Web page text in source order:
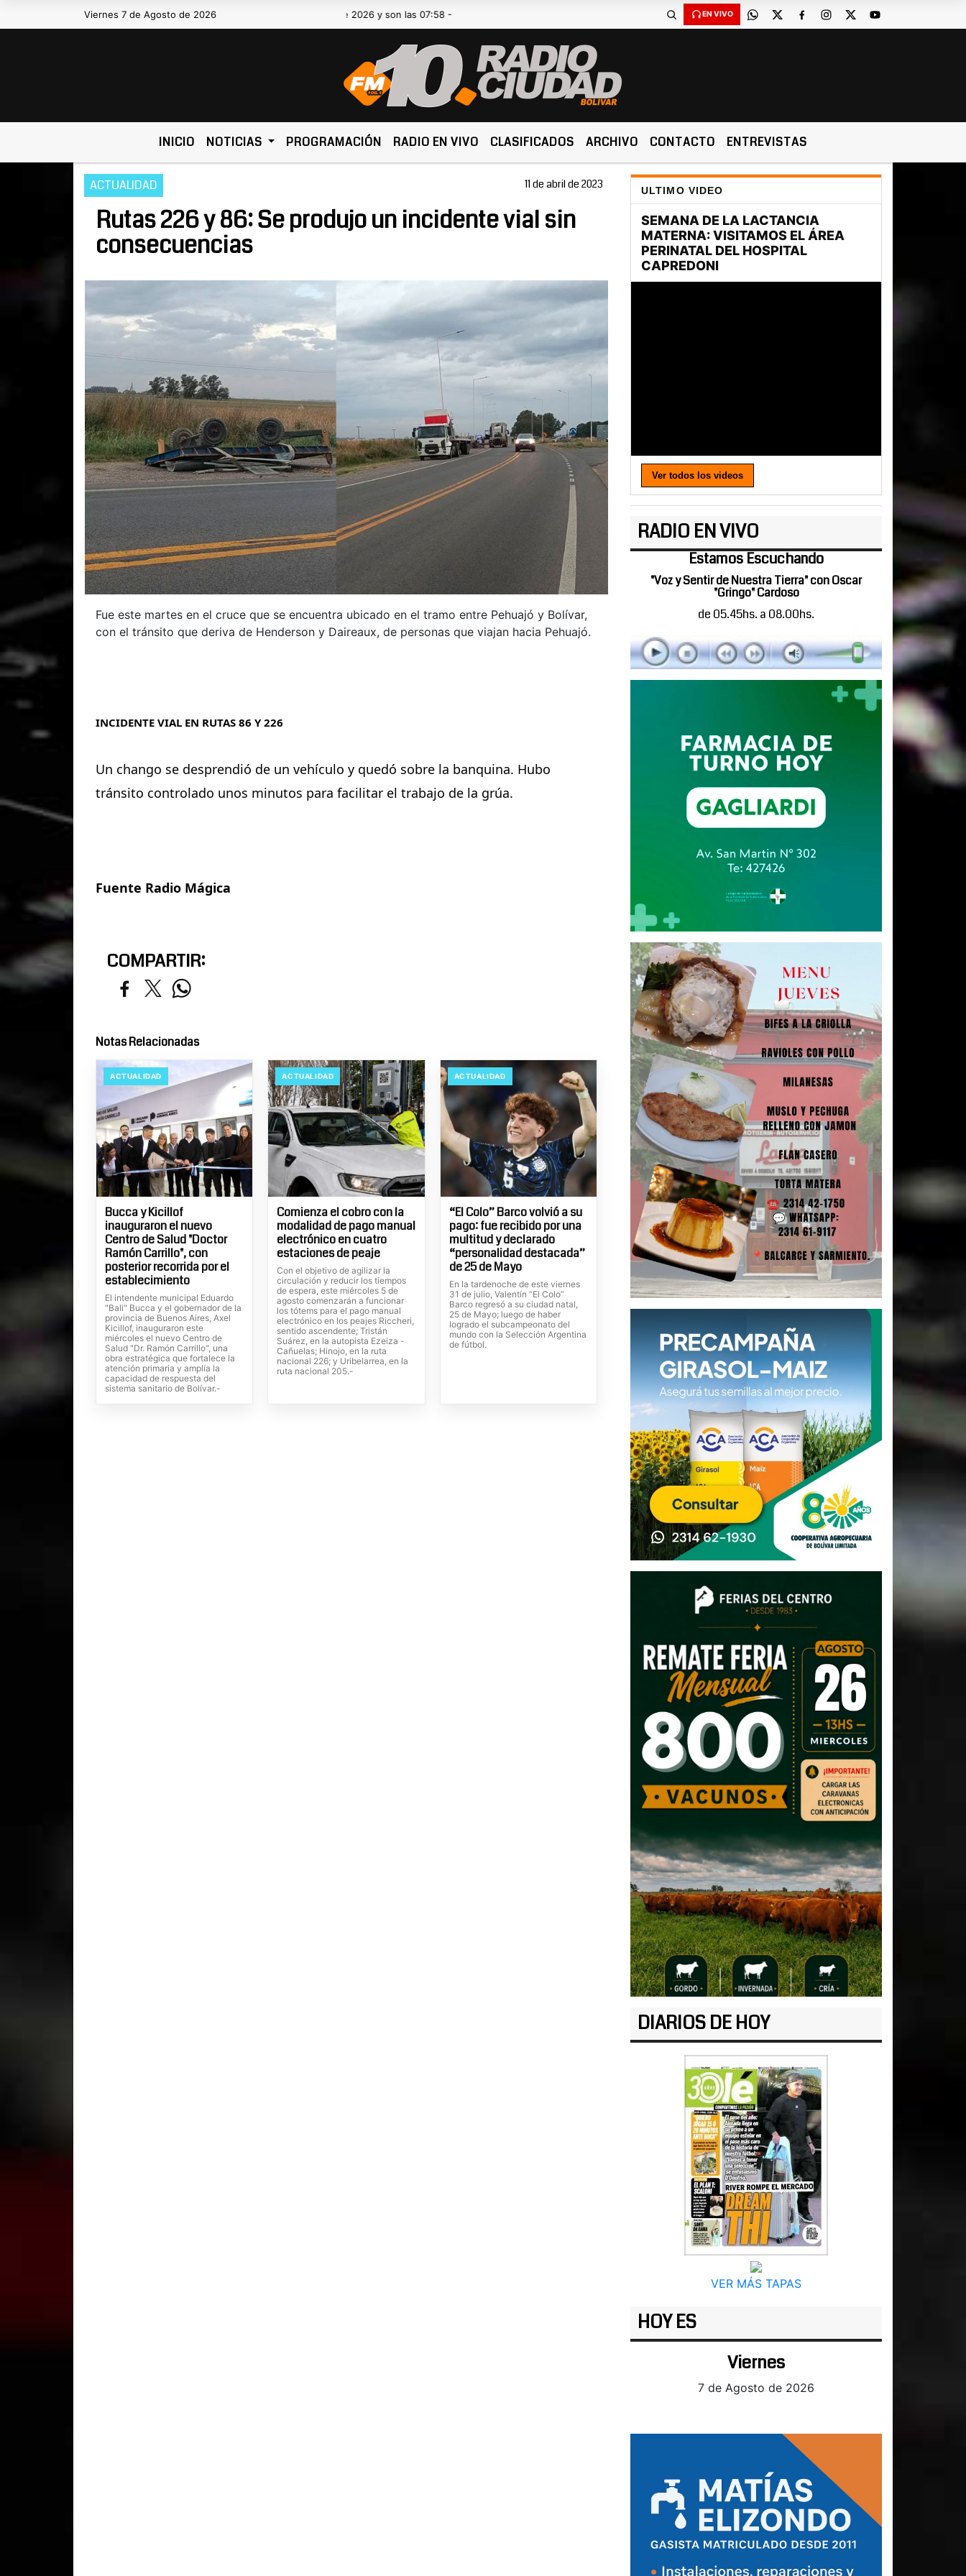
Viernes 7 de Agosto de 2026Hoy es Viernes 7 de Agosto de 2026 y son las 07:58 - EN VIVO
INICIO NOTICIAS PROGRAMACIÓN RADIO EN VIVO CLASIFICADOS ARCHIVO CONTACTO ENTREVISTAS
ACTUALIDAD 11 de abril de 2023
Rutas 226 y 86: Se produjo un incidente vial sin
consecuencias
Fue este martes en el cruce que se encuentra ubicado en el tramo entre Pehuajó y Bolívar,
con el tránsito que deriva de Henderson y Daireaux, de personas que viajan hacia Pehuajó.
INCIDENTE VIAL EN RUTAS 86 Y 226
Un chango se desprendió de un vehículo y quedó sobre la banquina. Hubo
tránsito controlado unos minutos para facilitar el trabajo de la grúa.
Fuente Radio Mágica
COMPARTIR:
Notas Relacionadas
ACTUALIDAD
Bucca y Kicillof
inauguraron el nuevo
Centro de Salud "Doctor
Ramón Carrillo", con
posterior recorrida por el
establecimiento
El intendente municipal Eduardo
"Bali" Bucca y el gobernador de la
provincia de Buenos Aires, Axel
Kicillof, inauguraron este
miércoles el nuevo Centro de
Salud "Dr. Ramón Carrillo", una
obra estratégica que fortalece la
atención primaria y amplía la
capacidad de respuesta del
sistema sanitario de Bolívar.-
ACTUALIDAD
Comienza el cobro con la
modalidad de pago manual
electrónico en cuatro
estaciones de peaje
Con el objetivo de agilizar la
circulación y reducir los tiempos
de espera, este miércoles 5 de
agosto comenzarán a funcionar
los tótems para el pago manual
electrónico en los peajes Riccheri,
sentido ascendente; Tristán
Suárez, en la autopista Ezeiza -
Cañuelas; Hinojo, en la ruta
nacional 226; y Uribelarrea, en la
ruta nacional 205.-
ACTUALIDAD
“El Colo” Barco volvió a su
pago: fue recibido por una
multitud y declarado
“personalidad destacada”
de 25 de Mayo
En la tardenoche de este viernes
31 de julio, Valentín “El Colo”
Barco regresó a su ciudad natal,
25 de Mayo; luego de haber
logrado el subcampeonato del
mundo con la Selección Argentina
de fútbol.
ULTIMO VIDEO
Ver todos los videos
RADIO EN VIVO
Estamos Escuchando
"Voz y Sentir de Nuestra Tierra" con Oscar
"Gringo" Cardoso
de 05.45hs. a 08.00hs.
DIARIOS DE HOY
VER MÁS TAPAS
HOY ES
Viernes
7 de Agosto de 2026